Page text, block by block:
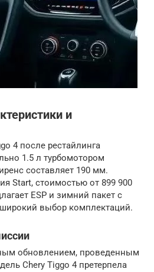
и
4 после рестайлинга
1.5 л турбомотором
составляет 190 мм.
Start, стоимостью от 899 900
ESP и зимний пакет с
выбор комплектаций.
обновлением, проведенным
Chery Tiggo 4 претерпела